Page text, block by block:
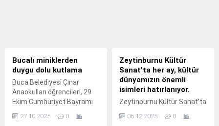
etkinlikleri kapsamında,
KTO Karatay Üniversitesi
Bilim İletişimi Ofisi
koordinasyonunda
düzenlenen söyleşide
“Yapay Zekânın Günümüze
ve Geleceğe Etkisi” konusu
Bucalı miniklerden
duygu dolu kutlama
Buca Belediyesi Çınar
Anaokulları öğrencileri, 29
Ekim Cumhuriyet Bayramı
sahneledikleri performansla
27.10.2025 0
Zeytinburnu Kültür
Sanat’ta her ay, kültür
dünyamızın önemli
isimleri hatırlanıyor.
Zeytinburnu Kültür Sanat’ta
önemli isimleri hatırlanıyor.
06.12.2025 0